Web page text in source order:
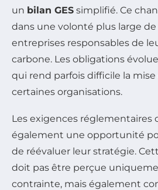
un bilan GES simplifié. Ce
dans une volonté plus large
entreprises responsables de
carbone. Les obligations
qui rend parfois difficile la
certaines organisations.
Les exigences réglementaires
également une opportunité
de réévaluer leur stratégie.
doit pas être perçue
contrainte, mais également